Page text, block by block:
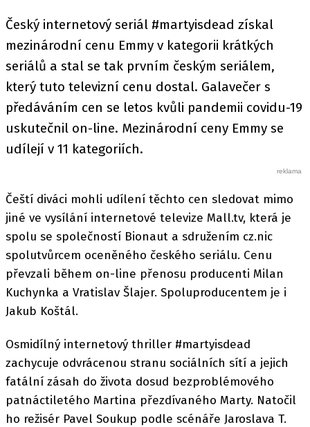
Český internetový seriál #martyisdead získal
mezinárodní cenu Emmy v kategorii krátkých
seriálů a stal se tak prvním českým seriálem,
který tuto televizní cenu dostal. Galavečer s
předáváním cen se letos kvůli pandemii covidu-19
uskutečnil on-line. Mezinárodní ceny Emmy se
udílejí v 11 kategoriích.
Čeští diváci mohli udílení těchto cen sledovat mimo
jiné ve vysílání internetové televize Mall.tv, která je
spolu se společností Bionaut a sdružením cz.nic
spolutvůrcem oceněného českého seriálu. Cenu
převzali během on-line přenosu producenti Milan
Kuchynka a Vratislav Šlajer. Spoluproducentem je i
Jakub Koštál.
Osmidílný internetový thriller #martyisdead
zachycuje odvrácenou stranu sociálních sítí a jejich
fatální zásah do života dosud bezproblémového
patnáctiletého Martina přezdívaného Marty. Natočil
ho režisér Pavel Soukup podle scénáře Jaroslava T.